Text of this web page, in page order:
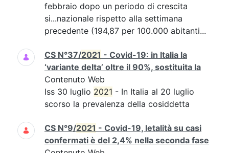
febbraio dopo un periodo di crescita
si...nazionale rispetto alla settimana
precedente (194,87 per 100.000 abitanti...
CS N°37/2021 - Covid-19: in Italia la
‘variante delta’ oltre il 90%, sostituita la
Contenuto Web
Iss 30 luglio 2021 - In Italia al 20 luglio
scorso la prevalenza della cosiddetta
CS N°9/2021 - Covid-19, letalità su casi
confermati è del 2,4% nella seconda fase